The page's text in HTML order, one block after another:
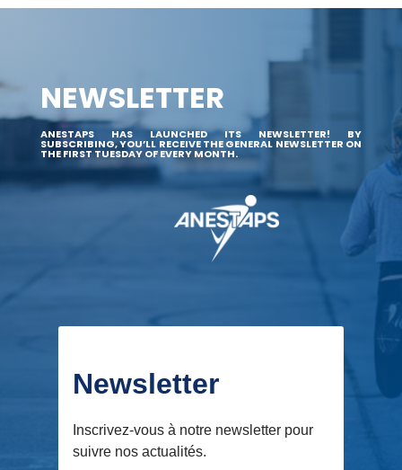
NEWSLETTER
ANESTAPS HAS LAUNCHED ITS NEWSLETTER! BY
SUBSCRIBING, YOU’LL RECEIVE THE GENERAL NEWSLETTER ON
THE FIRST TUESDAY OF EVERY MONTH.